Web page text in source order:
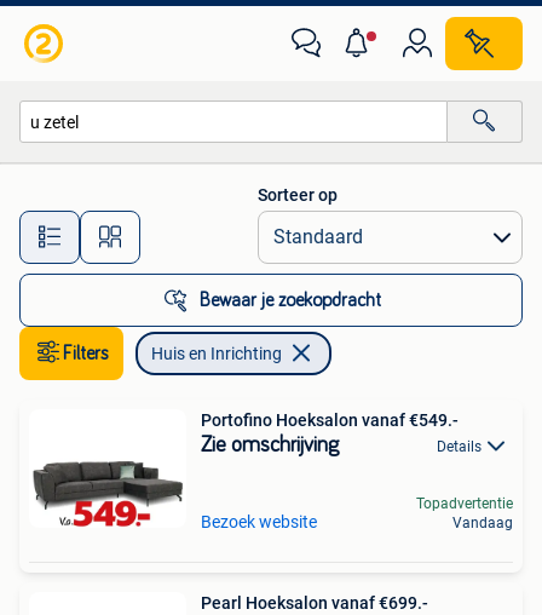
Alle afstanden…
Sorteer op
Bewaar je zoekopdracht
Filters Huis en Inrichting
Portofino Hoeksalon vanaf €549.-
Zie omschrijving Details
Bezoek website
Topadvertentie
Vandaag
Pearl Hoeksalon vanaf €699.-